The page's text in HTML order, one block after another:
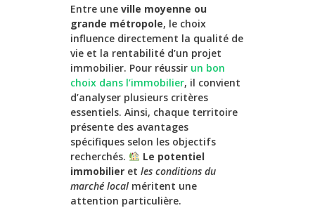
Entre une ville moyenne ou
grande métropole, le choix
influence directement la qualité de
vie et la rentabilité d’un projet
immobilier. Pour réussir un bon
choix dans l’immobilier, il convient
d’analyser plusieurs critères
essentiels. Ainsi, chaque territoire
présente des avantages
spécifiques selon les objectifs
recherchés.
Le potentiel
immobilier et les conditions du
marché local méritent une
attention particulière.